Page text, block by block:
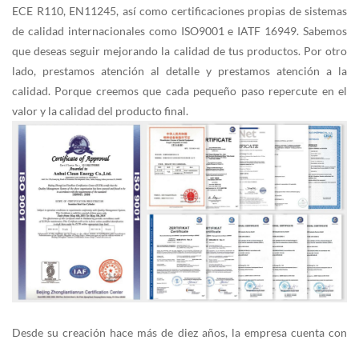
ECE R110, EN11245, así como certificaciones propias de sistemas
de calidad internacionales como ISO9001 e IATF 16949. Sabemos
que deseas seguir mejorando la calidad de tus productos. Por otro
lado, prestamos atención al detalle y prestamos atención a la
calidad. Porque creemos que cada pequeño paso repercute en el
valor y la calidad del producto final.
Desde su creación hace más de diez años, la empresa cuenta con